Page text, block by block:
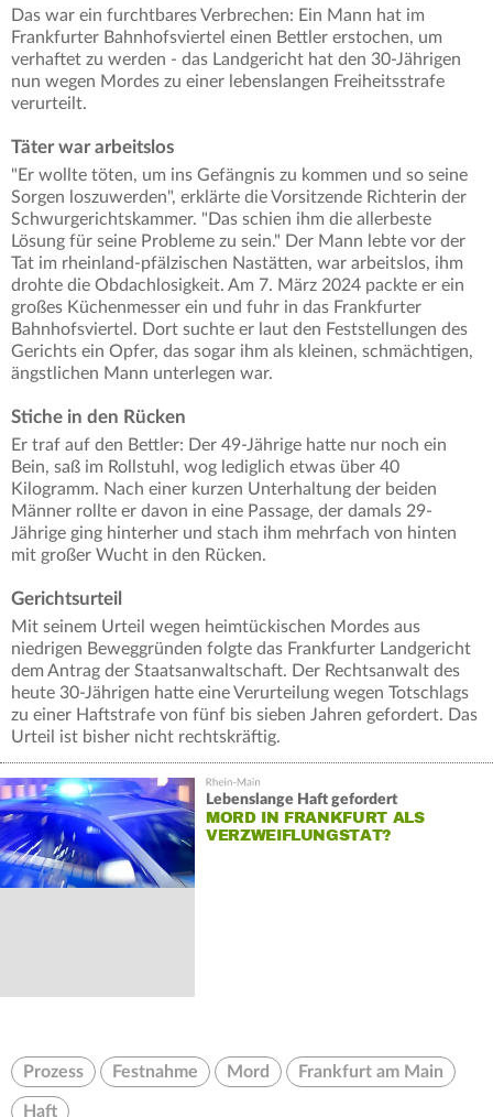
Das war ein furchtbares Verbrechen: Ein Mann hat im
Frankfurter Bahnhofsviertel einen Bettler erstochen, um
verhaftet zu werden - das Landgericht hat den 30-Jährigen
nun wegen Mordes zu einer lebenslangen Freiheitsstrafe
verurteilt.
Täter war arbeitslos
"Er wollte töten, um ins Gefängnis zu kommen und so seine
Sorgen loszuwerden", erklärte die Vorsitzende Richterin der
Schwurgerichtskammer. "Das schien ihm die allerbeste
Lösung für seine Probleme zu sein." Der Mann lebte vor der
Tat im rheinland-pfälzischen Nastätten, war arbeitslos, ihm
drohte die Obdachlosigkeit. Am 7. März 2024 packte er ein
großes Küchenmesser ein und fuhr in das Frankfurter
Bahnhofsviertel. Dort suchte er laut den Feststellungen des
Gerichts ein Opfer, das sogar ihm als kleinen, schmächtigen,
ängstlichen Mann unterlegen war.
Stiche in den Rücken
Er traf auf den Bettler: Der 49-Jährige hatte nur noch ein
Bein, saß im Rollstuhl, wog lediglich etwas über 40
Kilogramm. Nach einer kurzen Unterhaltung der beiden
Männer rollte er davon in eine Passage, der damals 29-
Jährige ging hinterher und stach ihm mehrfach von hinten
mit großer Wucht in den Rücken.
Gerichtsurteil
Mit seinem Urteil wegen heimtückischen Mordes aus
niedrigen Beweggründen folgte das Frankfurter Landgericht
dem Antrag der Staatsanwaltschaft. Der Rechtsanwalt des
heute 30-Jährigen hatte eine Verurteilung wegen Totschlags
zu einer Haftstrafe von fünf bis sieben Jahren gefordert. Das
Urteil ist bisher nicht rechtskräftig.
Lebenslange Haft gefordert
MORD IN FRANKFURT ALS
VERZWEIFLUNGSTAT?
Prozess Festnahme Mord Frankfurt am Main
Haft